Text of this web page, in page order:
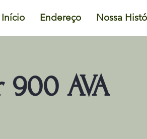
Início Endereço Nossa
AVA